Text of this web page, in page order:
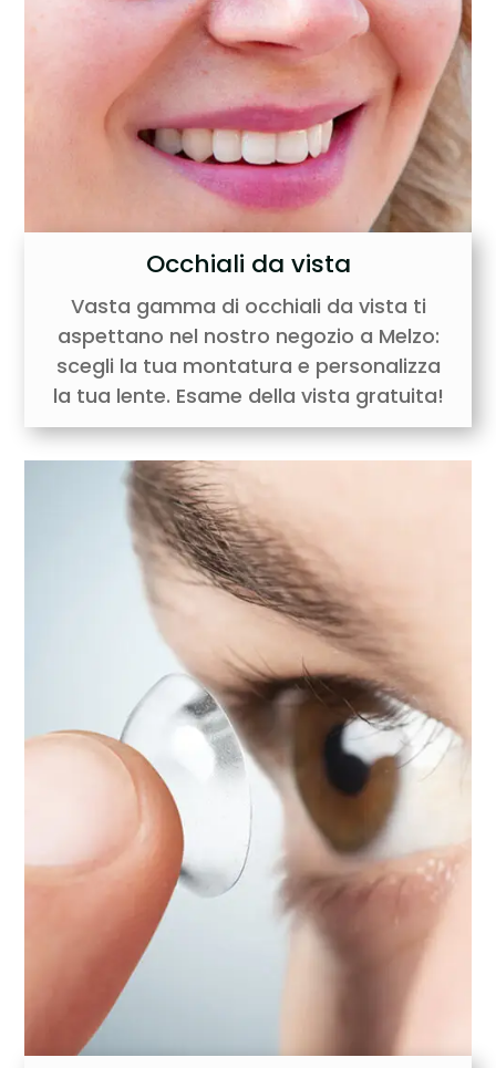
Occhiali da vista
Vasta gamma di occhiali da vista ti
aspettano nel nostro negozio a Melzo:
scegli la tua montatura e personalizza
la tua lente. Esame della vista gratuita!